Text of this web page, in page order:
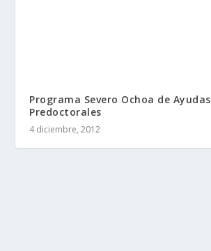
Programa Severo Ochoa de Ayudas
Predoctorales
4 diciembre, 2012